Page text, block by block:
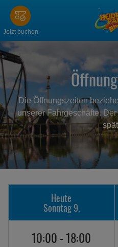
Zum
Hauptinhalt
springen
Jetzt buchen
Die Öffnungszeiten
unserer Fahrgeschäfte.
Heute
Sonntag 9.
10:00 - 18:00